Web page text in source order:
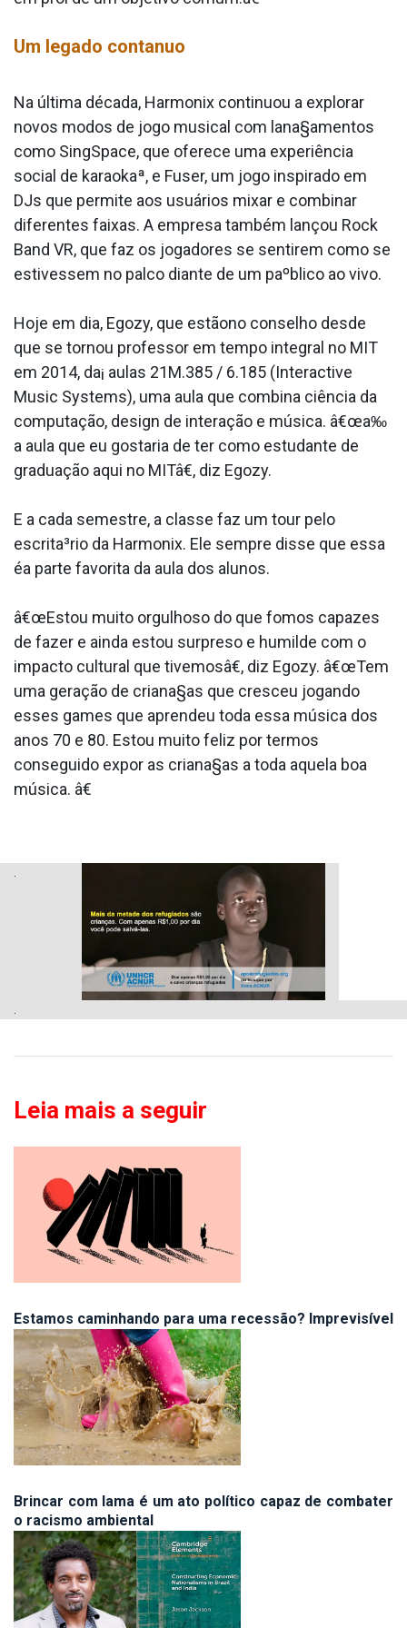
Um legado conta­nuo
Na última década, Harmonix continuou a explorar
novos modos de jogo musical com lana§amentos
como SingSpace, que oferece uma experiência
social de karaokaª, e Fuser, um jogo inspirado em
DJs que permite aos usuários mixar e combinar
diferentes faixas. A empresa também lançou Rock
Band VR, que faz os jogadores se sentirem como se
estivessem no palco diante de um paºblico ao vivo.
Hoje em dia, Egozy, que estãono conselho desde
que se tornou professor em tempo integral no MIT
em 2014, da¡ aulas 21M.385 / 6.185 (Interactive
Music Systems), uma aula que combina ciência da
computação, design de interação e música. â€œa‰
a aula que eu gostaria de ter como estudante de
graduação aqui no MITâ€, diz Egozy.
E a cada semestre, a classe faz um tour pelo
escrita³rio da Harmonix. Ele sempre disse que essa
éa parte favorita da aula dos alunos.
â€œEstou muito orgulhoso do que fomos capazes
de fazer e ainda estou surpreso e humilde com o
impacto cultural que tivemosâ€, diz Egozy. â€œTem
uma geração de criana§as que cresceu jogando
esses games que aprendeu toda essa música dos
anos 70 e 80. Estou muito feliz por termos
conseguido expor as criana§as a toda aquela boa
música. â€
.
.
Leia mais a seguir
Estamos caminhando para uma recessão? Imprevisível
Brincar com lama é um ato político capaz de combater
o racismo ambiental